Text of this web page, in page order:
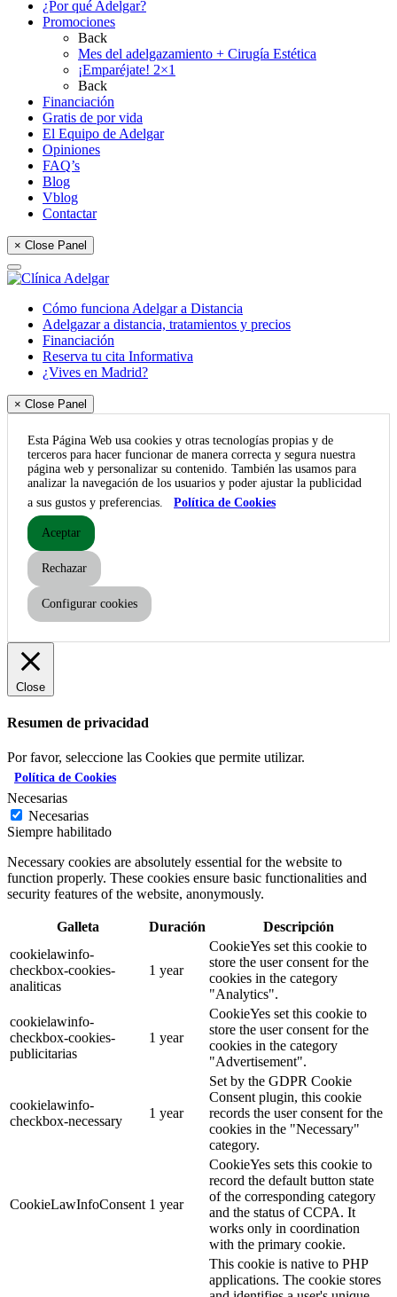
¿Por qué Adelgar?
Promociones
Back
Mes del adelgazamiento + Cirugía Estética
¡Emparéjate! 2×1
Back
Financiación
Gratis de por vida
El Equipo de Adelgar
Opiniones
FAQ’s
Blog
Vblog
Contactar
× Close Panel
Cómo funciona Adelgar a Distancia
Adelgazar a distancia, tratamientos y precios
Financiación
Reserva tu cita Informativa
¿Vives en Madrid?
× Close Panel
Esta Página Web usa cookies y otras tecnologías propias y de
terceros para hacer funcionar de manera correcta y segura nuestra
página web y personalizar su contenido. También las usamos para
analizar la navegación de los usuarios y poder ajustar la publicidad
a sus gustos y preferencias.
Política de Cookies
Aceptar
Rechazar
Configurar cookies
Close
Resumen de privacidad
Por favor, seleccione las Cookies que permite utilizar.
Política de Cookies
Necesarias
Necesarias
Siempre habilitado
Necessary cookies are absolutely essential for the website to
function properly. These cookies ensure basic functionalities and
security features of the website, anonymously.
Galleta Duración
Descripción
cookielawinfo-
checkbox-cookies-
analiticas
1 year
CookieYes set this cookie to
store the user consent for the
cookies in the category
"Analytics".
cookielawinfo-
checkbox-cookies-
publicitarias
1 year
CookieYes set this cookie to
store the user consent for the
cookies in the category
"Advertisement".
cookielawinfo-
checkbox-necessary
1 year
Set by the GDPR Cookie
Consent plugin, this cookie
records the user consent for the
cookies in the "Necessary"
category.
CookieLawInfoConsent 1 year
CookieYes sets this cookie to
record the default button state
of the corresponding category
and the status of CCPA. It
works only in coordination
with the primary cookie.
This cookie is native to PHP
applications. The cookie stores